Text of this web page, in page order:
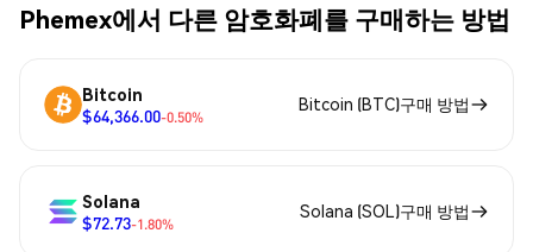
Phemex에서 다른 암호화폐를 구매하는 방법
Bitcoin
$64,366.00-0.50%
Bitcoin (BTC)구매 방법
Solana
$72.73-1.80%
Solana (SOL)구매 방법